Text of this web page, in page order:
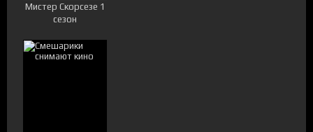
Мистер Скорсезе 1
сезон